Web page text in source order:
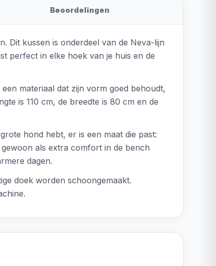
Beoordelingen
Dit kussen is onderdeel van de Neva-lijn
perfect in elke hoek van je huis en de
materiaal dat zijn vorm goed behoudt,
is 110 cm, de breedte is 80 cm en de
hond hebt, er is een maat die past:
als extra comfort in de bench
dagen.
doek worden schoongemaakt.